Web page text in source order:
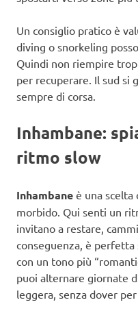
Un consiglio pratico è
diving o snorkeling
Quindi non riempire
per recuperare. Il sud si
sempre di corsa.
Inhambane:
ritmo slow
Inhambane è una scelta
morbido. Qui senti un
invitano a restare,
conseguenza, è perfetta
con un tono più
puoi alternare giornate
leggera, senza dover